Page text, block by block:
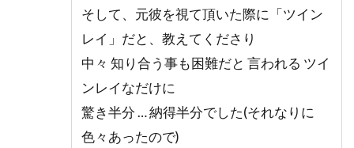
そして、元彼を視て頂いた際に「ツイン
レイ」だと、教えてくださり
中々 知り合う事も困難だと 言われる ツイ
ンレイなだけに
驚き半分 … 納得半分でした(それなりに
色々あったので)